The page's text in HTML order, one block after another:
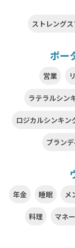
ストレング
ポー
営業
ラテラルシン
ロジカルシンキン
ブラン
年金 睡眠 メ
料理 マネ